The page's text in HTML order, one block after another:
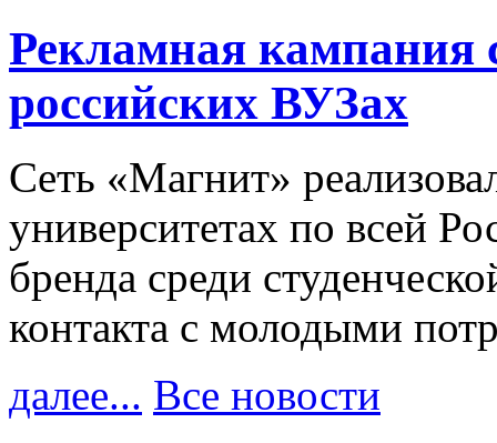
Рекламная кампания
российских ВУЗах
Сеть «Магнит»
университетах по всей
бренда среди
контакта с молодыми
далее... Все новости